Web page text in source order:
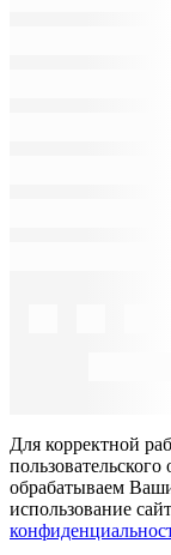
Для корректной
обрабатываем
использование